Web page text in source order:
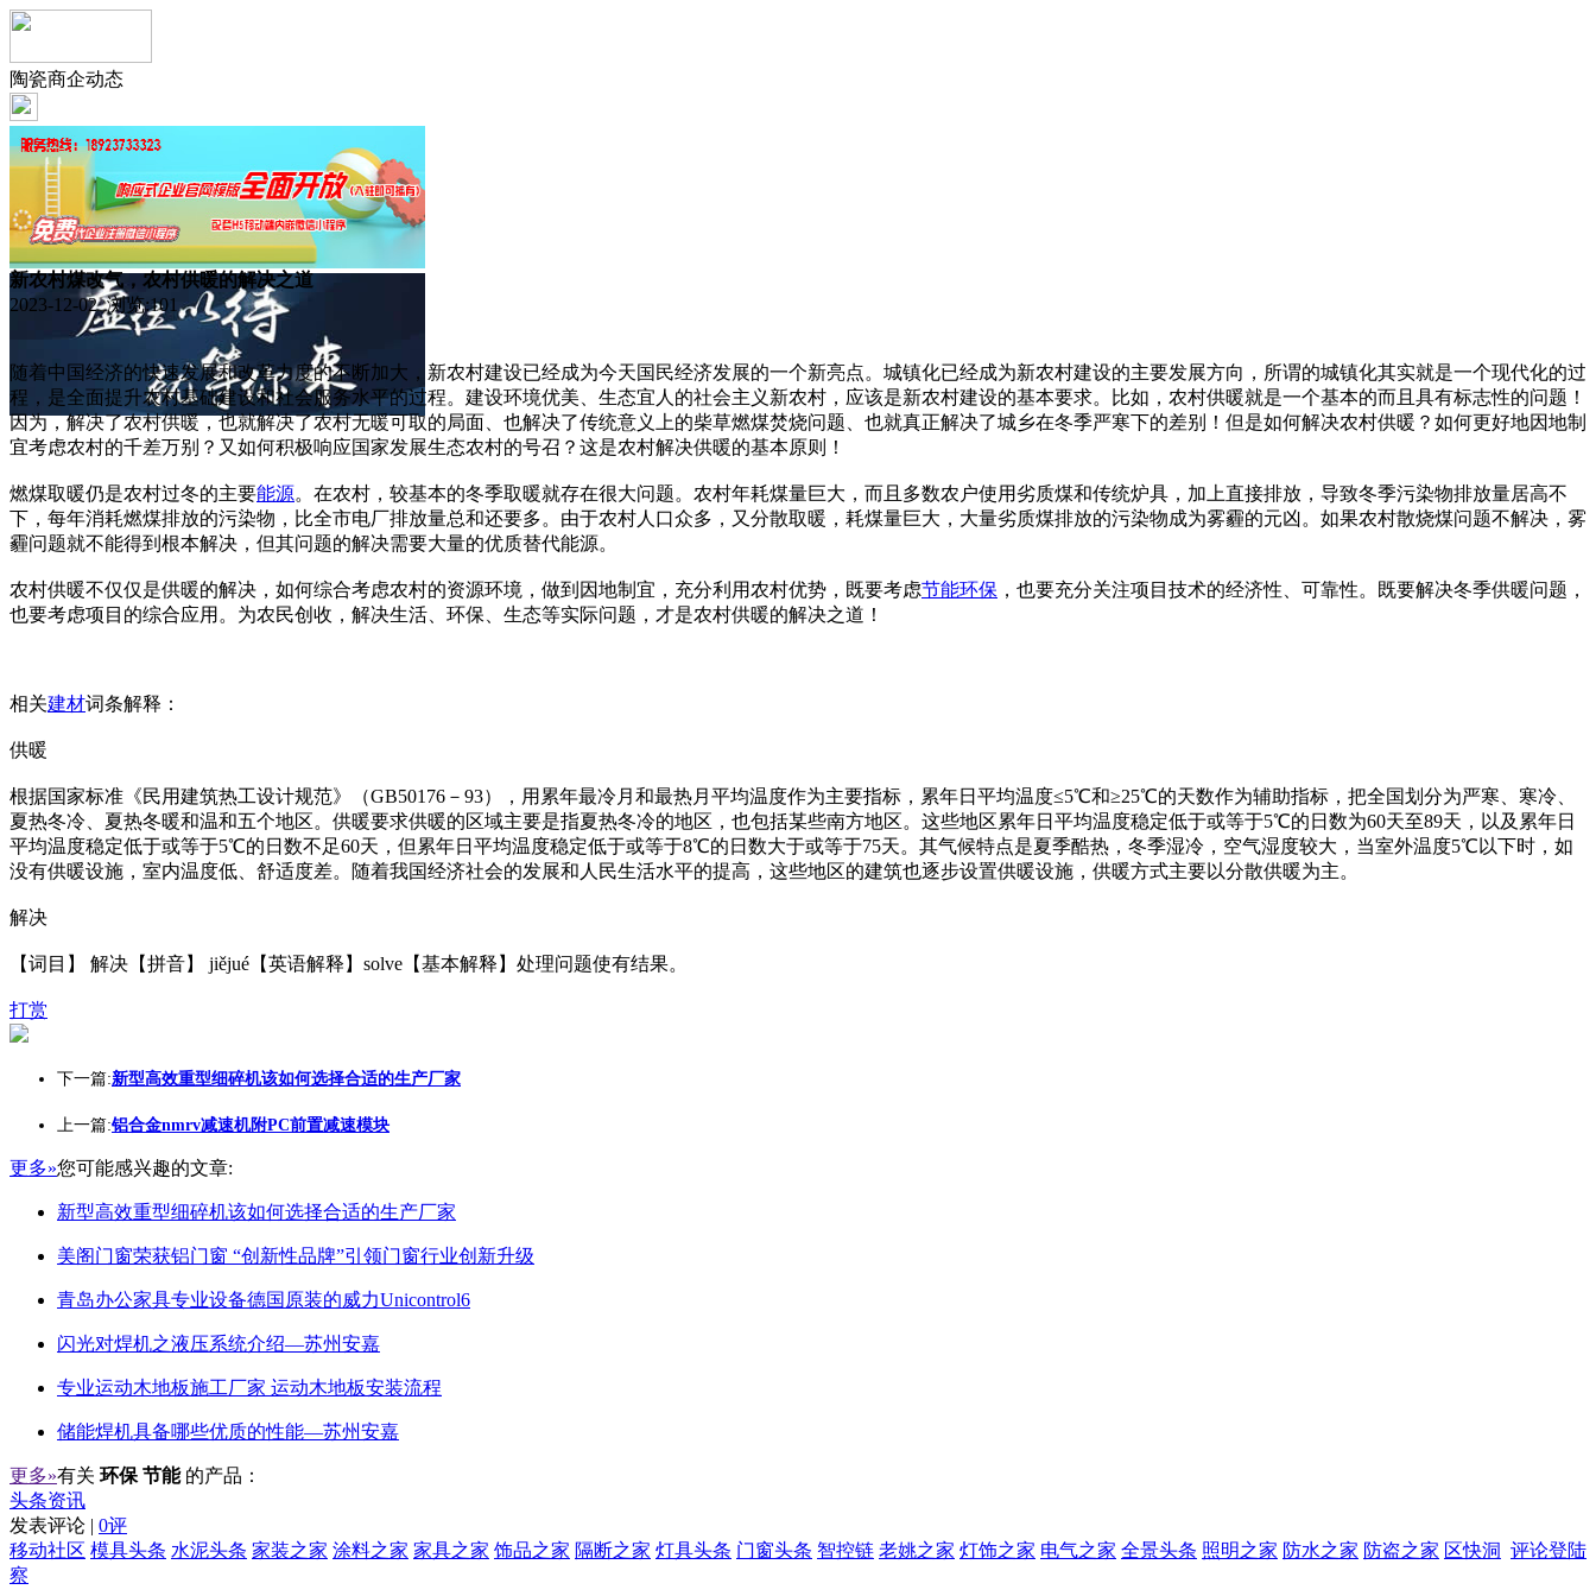
陶瓷商企动态
新农村煤改气，农村供暖的解决之道
2023-12-02 浏览:101
随着中国经济的快速发展和改革力度的不断加大，新农村建设已经成为今天国民经济发展的一个新亮点。城镇化已经成为新农村建设的主要发展方向，所谓的城镇化其实就是一个现代化的过
程，是全面提升农村基础建设和社会服务水平的过程。建设环境优美、生态宜人的社会主义新农村，应该是新农村建设的基本要求。比如，农村供暖就是一个基本的而且具有标志性的问题！
因为，解决了农村供暖，也就解决了农村无暖可取的局面、也解决了传统意义上的柴草燃煤焚烧问题、也就真正解决了城乡在冬季严寒下的差别！但是如何解决农村供暖？如何更好地因地制
宜考虑农村的千差万别？又如何积极响应国家发展生态农村的号召？这是农村解决供暖的基本原则！
燃煤取暖仍是农村过冬的主要能源。在农村，较基本的冬季取暖就存在很大问题。农村年耗煤量巨大，而且多数农户使用劣质煤和传统炉具，加上直接排放，导致冬季污染物排放量居高不
下，每年消耗燃煤排放的污染物，比全市电厂排放量总和还要多。由于农村人口众多，又分散取暖，耗煤量巨大，大量劣质煤排放的污染物成为雾霾的元凶。如果农村散烧煤问题不解决，雾
霾问题就不能得到根本解决，但其问题的解决需要大量的优质替代能源。
农村供暖不仅仅是供暖的解决，如何综合考虑农村的资源环境，做到因地制宜，充分利用农村优势，既要考虑节能环保 ，也要充分关注项目技术的经济性、可靠性。既要解决冬季供暖问题，
也要考虑项目的综合应用。为农民创收，解决生活、环保、生态等实际问题，才是农村供暖的解决之道！
相关建材词条解释：
供暖
根据国家标准《民用建筑热工设计规范》（GB50176－93），用累年最冷月和最热月平均温度作为主要指标，累年日平均温度≤5℃和≥25℃的天数作为辅助指标，把全国划分为严寒、寒冷、
夏热冬冷、夏热冬暖和温和五个地区。供暖要求供暖的区域主要是指夏热冬冷的地区，也包括某些南方地区。这些地区累年日平均温度稳定低于或等于5℃的日数为60天至89天，以及累年日
平均温度稳定低于或等于5℃的日数不足60天，但累年日平均温度稳定低于或等于8℃的日数大于或等于75天。其气候特点是夏季酷热，冬季湿冷，空气湿度较大，当室外温度5℃以下时，如
没有供暖设施，室内温度低、舒适度差。随着我国经济社会的发展和人民生活水平的提高，这些地区的建筑也逐步设置供暖设施，供暖方式主要以分散供暖为主。
解决
【词目】 解决【拼音】 jiějué【英语解释】solve【基本解释】处理问题使有结果。
打赏
下一篇:新型高效重型细碎机该如何选择合适的生产厂家
上一篇:铝合金nmrv减速机附PC前置减速模块
更多»您可能感兴趣的文章:
新型高效重型细碎机该如何选择合适的生产厂家
美阁门窗荣获铝门窗 “创新性品牌”引领门窗行业创新升级
青岛办公家具专业设备德国原装的威力Unicontrol6
闪光对焊机之液压系统介绍—苏州安嘉
专业运动木地板施工厂家 运动木地板安装流程
储能焊机具备哪些优质的性能—苏州安嘉
更多»有关 环保 节能 的产品：
头条资讯
发表评论 | 0评
评论登陆
移动社区 模具头条 水泥头条 家装之家 涂料之家 家具之家 饰品之家 隔断之家 灯具头条 门窗头条 智控链 老姚之家 灯饰之家 电气之家 全景头条 照明之家 防水之家 防盗之家 区快洞
察